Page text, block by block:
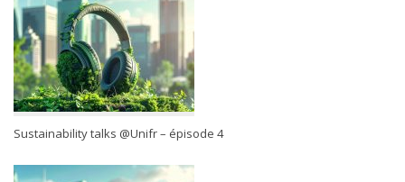
Sustainability talks @Unifr – épisode 4